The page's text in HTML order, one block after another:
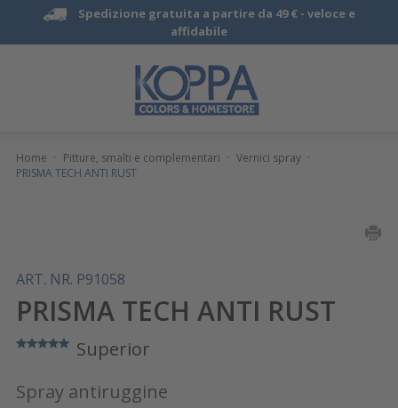
Spedizione gratuita a partire da 49 € - veloce e
affidabile
Home · Pitture, smalti e complementari · Vernici spray ·
PRISMA TECH ANTI RUST
ART. NR. P91058
PRISMA TECH ANTI RUST
Superior
Spray antiruggine